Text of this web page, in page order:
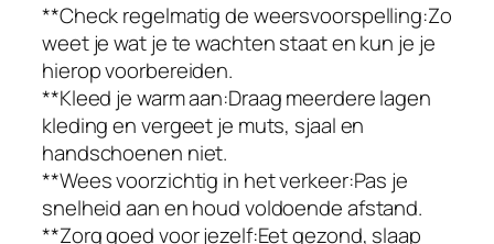
**Check regelmatig de weersvoorspelling:Zo
weet je wat je te wachten staat en kun je je
hierop voorbereiden.
**Kleed je warm aan:Draag meerdere lagen
kleding en vergeet je muts, sjaal en
handschoenen niet.
**Wees voorzichtig in het verkeer:Pas je
snelheid aan en houd voldoende afstand.
**Zorg goed voor jezelf:Eet gezond, slaap